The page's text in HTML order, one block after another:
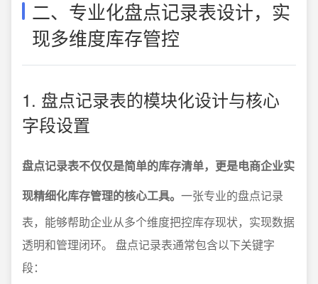
二、专业化盘点记录表设计，实
现多维度库存管控
1. 盘点记录表的模块化设计与核心
字段设置
盘点记录表不仅仅是简单的库存清单，更是电商企业实
现精细化库存管理的核心工具。 一张专业的盘点记录
表，能够帮助企业从多个维度把控库存现状，实现数据
透明和管理闭环。 盘点记录表通常包含以下关键字
段：